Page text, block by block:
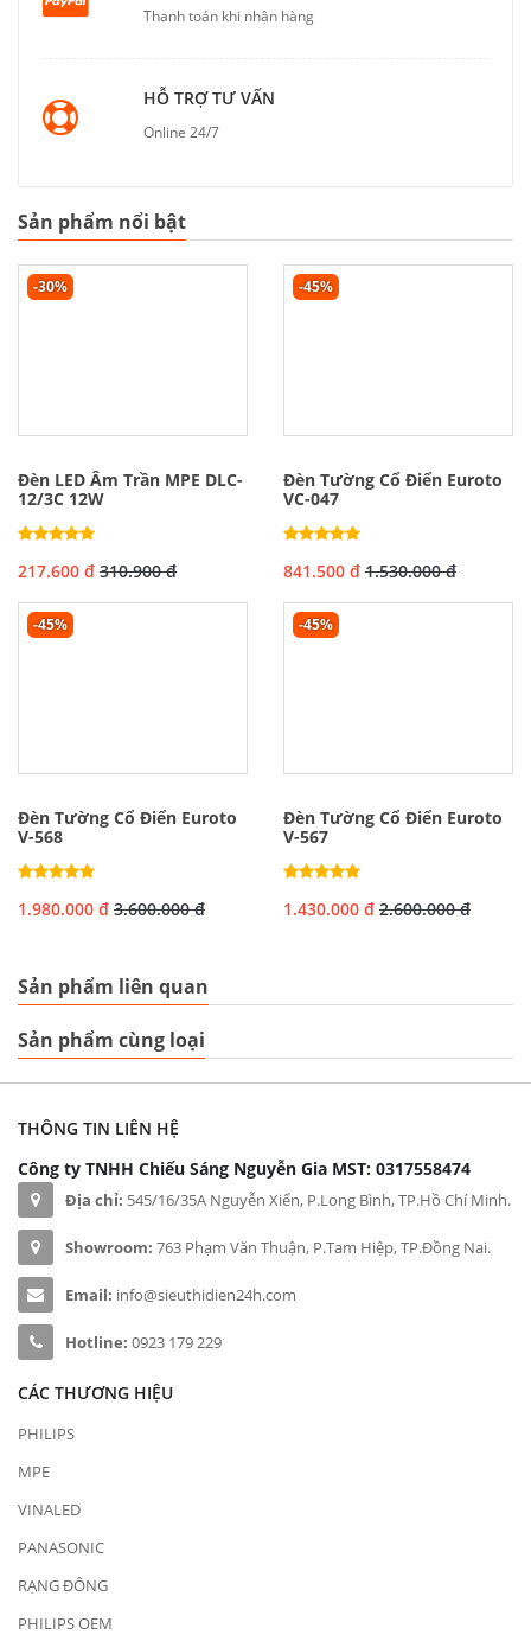
Thanh toán khi nhận hàng
HỖ TRỢ TƯ VẤN
Online 24/7
Sản phẩm nổi bật
-30%
Đèn LED Âm Trần MPE DLC-
12/3C 12W
217.600 đ 310.900 đ
-45%
Đèn Tường Cổ Điển Euroto
VC-047
841.500 đ 1.530.000 đ
-45%
Đèn Tường Cổ Điển Euroto
V-568
1.980.000 đ 3.600.000 đ
-45%
Đèn Tường Cổ Điển Euroto
V-567
1.430.000 đ 2.600.000 đ
Sản phẩm liên quan
Sản phẩm cùng loại
THÔNG TIN LIÊN HỆ
Công ty TNHH Chiếu Sáng Nguyễn Gia MST: 0317558474
Địa chỉ: 545/16/35A Nguyễn Xiển, P.Long Bình, TP.Hồ Chí Minh.
Showroom: 763 Phạm Văn Thuận, P.Tam Hiệp, TP.Đồng Nai.
Email: info@sieuthidien24h.com
Hotline: 0923 179 229
CÁC THƯƠNG HIỆU
PHILIPS
MPE
VINALED
PANASONIC
RẠNG ĐÔNG
PHILIPS OEM